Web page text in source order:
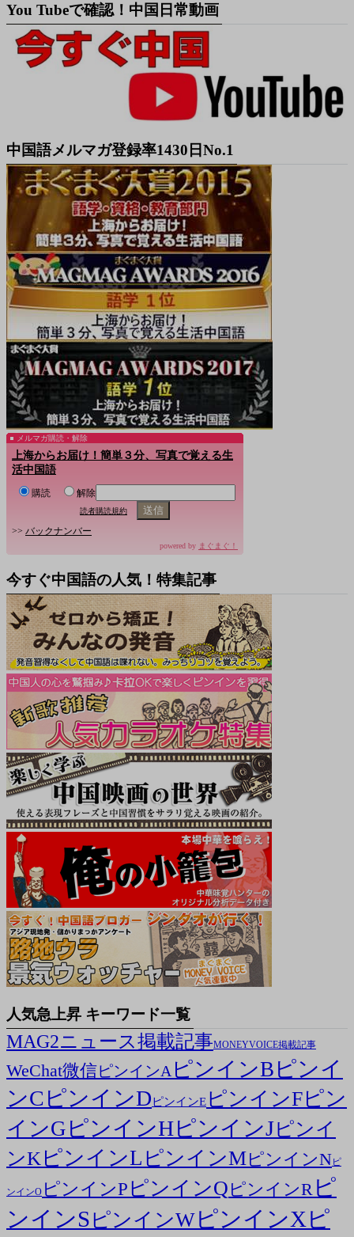
You Tubeで確認！中国日常動画
中国語メルマガ登録率1430日No.1
メルマガ購読・解除
上海からお届け！簡単３分、写真で覚える生
活中国語
購読 解除
読者購読規約
>> バックナンバー
powered by まぐまぐ！
今すぐ中国語の人気！特集記事
人気急上昇 キーワード一覧
MAG2ニュース掲載記事MONEYVOICE掲載記事
WeChat微信ピンインAピンインB ピンイ
ンC ピンインDピンインE ピンインFピン
インG ピンインHピンインJピンイ
ンK ピンインL ピンインMピンインNピ
ンインO ピンインP ピンインQ ピンインR ピ
ンインSピンインWピンインXピ